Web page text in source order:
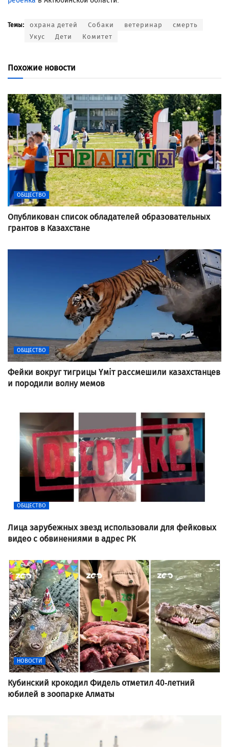
Темы: охрана детей Собаки ветеринар
смерть
Укус
Дети Комитет
Похожие новости
ОБЩЕСТВО
Опубликован список обладателей образовательных
грантов в Казахстане
ОБЩЕСТВО
Фейки вокруг тигрицы Үміт рассмешили казахстанцев
и породили волну мемов
ОБЩЕСТВО
Лица зарубежных звезд использовали для фейковых
видео с обвинениями в адрес РК
НОВОСТИ
Кубинский крокодил Фидель отметил 40-летний
юбилей в зоопарке Алматы